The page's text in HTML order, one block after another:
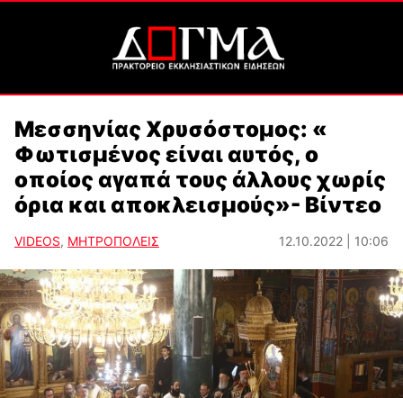
Μεσσηνίας Χρυσόστομος: «
Φωτισμένος είναι αυτός, ο
οποίος αγαπά τους άλλους χωρίς
όρια και αποκλεισμούς»- Βίντεο
VIDEOS, ΜΗΤΡΟΠΟΛΕΙΣ 12.10.2022 | 10:06